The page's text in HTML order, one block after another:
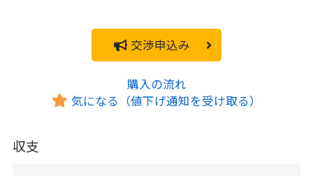
交渉申込み
購入の流れ
気になる（値下げ通知を受け取る）
収支